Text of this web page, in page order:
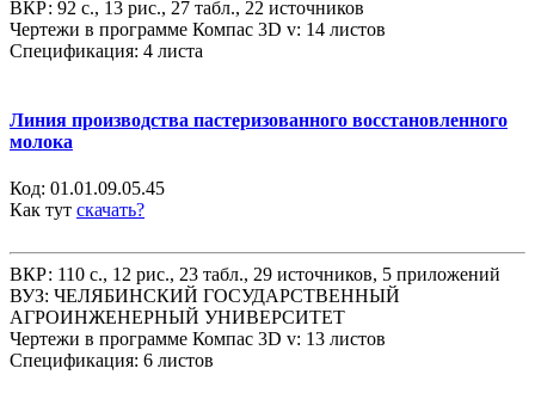
ВКР: 92 с., 13 рис., 27 табл., 22 источников
Чертежи в программе Компас 3D v: 14 листов
Спецификация: 4 листа
Линия производства пастеризованного восстановленного
молока
Код: 01.01.09.05.45
Как тут скачать?
ВКР: 110 с., 12 рис., 23 табл., 29 источников, 5 приложений
ВУЗ: ЧЕЛЯБИНСКИЙ ГОСУДАРСТВЕННЫЙ
АГРОИНЖЕНЕРНЫЙ УНИВЕРСИТЕТ
Чертежи в программе Компас 3D v: 13 листов
Спецификация: 6 листов